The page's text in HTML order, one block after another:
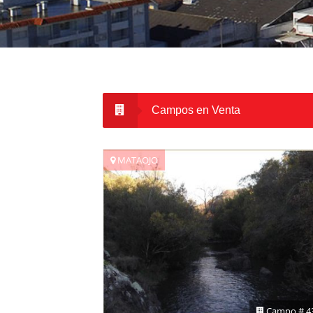
Campos en Venta
MATAOJO